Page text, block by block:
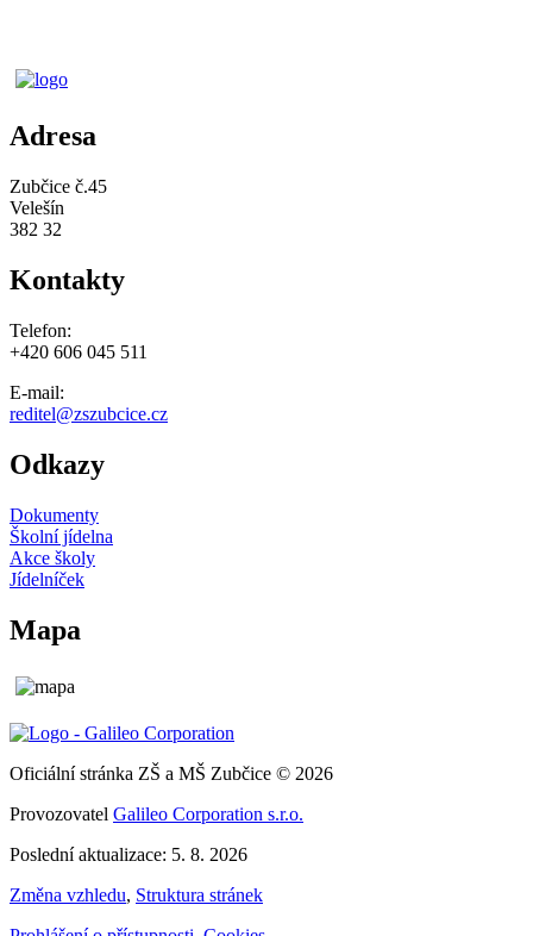
Adresa
Zubčice č.45
Velešín
382 32
Kontakty
Telefon:
+420 606 045 511
E-mail:
reditel@zszubcice.cz
Odkazy
Dokumenty
Školní jídelna
Akce školy
Jídelníček
Mapa
Oficiální stránka ZŠ a MŠ Zubčice © 2026
Provozovatel Galileo Corporation s.r.o.
Poslední aktualizace: 5. 8. 2026
Změna vzhledu, Struktura stránek